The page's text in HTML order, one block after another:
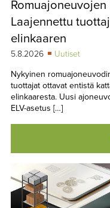
TAPAHTUMAT
YHTEYSTIEDOT
Laajennettu
elinkaaren
5.8.2026
Uutiset
Nykyinen
tuottajat ottavat entistä
elinkaaresta. Uusi
ELV-asetus […]